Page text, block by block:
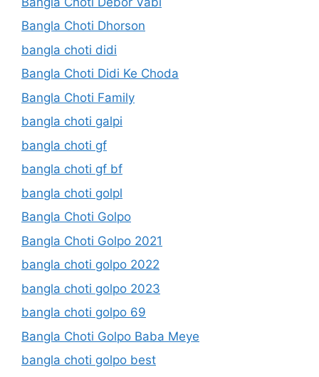
Bangla Choti Dhorson
bangla choti didi
Bangla Choti Didi Ke Choda
Bangla Choti Family
bangla choti galpi
bangla choti gf
bangla choti gf bf
bangla choti golpl
Bangla Choti Golpo
Bangla Choti Golpo 2021
bangla choti golpo 2022
bangla choti golpo 2023
bangla choti golpo 69
Bangla Choti Golpo Baba Meye
bangla choti golpo best